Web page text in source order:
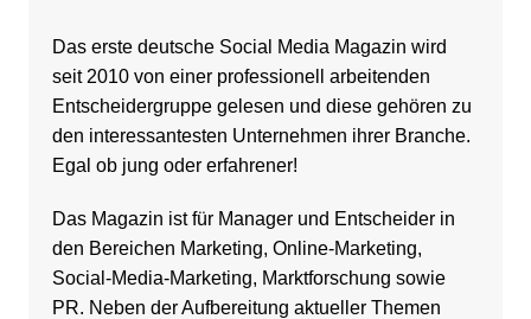
Das erste deutsche Social Media Magazin wird
seit 2010 von einer professionell arbeitenden
Entscheidergruppe gelesen und diese gehören zu
den interessantesten Unternehmen ihrer Branche.
Egal ob jung oder erfahrener!
Das Magazin ist für Manager und Entscheider in
den Bereichen Marketing, Online-Marketing,
Social-Media-Marketing, Marktforschung sowie
PR. Neben der Aufbereitung aktueller Themen